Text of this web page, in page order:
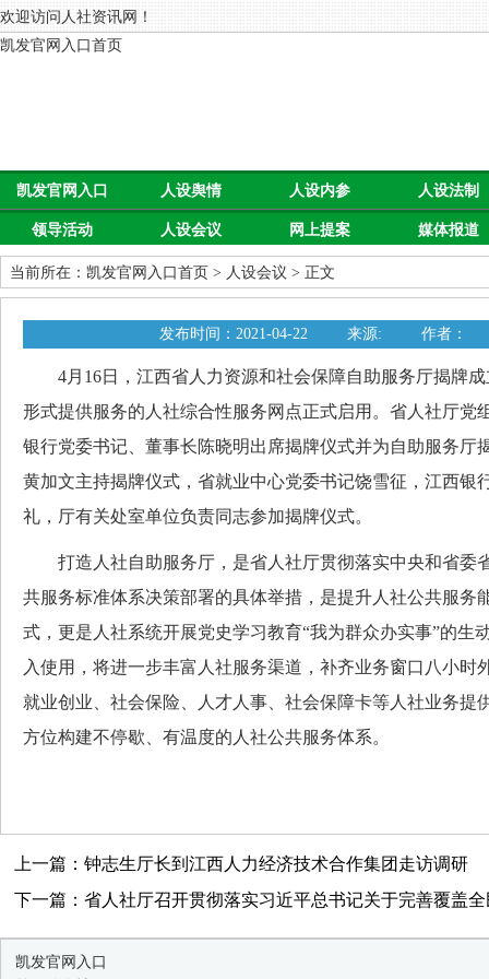
欢迎访问人社资讯网！
凯发官网入口首页
凯发官网入口
首页
人设舆情 人设内参 人设法制
领导活动 人设会议 网上提案 媒体报道
当前所在： 凯发官网入口首页 > 人设会议 > 正文
发布时间：2021-04-22 来源: 作者：
4月16日，江西省人力资源和社会保障自助服务厅揭牌成
形式提供服务的人社综合性服务网点正式启用。省人社厅党
银行党委书记、董事长陈晓明出席揭牌仪式并为自助服务厅
黄加文主持揭牌仪式，省就业中心党委书记饶雪征，江西银
礼，厅有关处室单位负责同志参加揭牌仪式。
打造人社自助服务厅，是省人社厅贯彻落实中央和省委
共服务标准体系决策部署的具体举措，是提升人社公共服务
式，更是人社系统开展党史学习教育“我为群众办实事”的生
入使用，将进一步丰富人社服务渠道，补齐业务窗口八小时
就业创业、社会保险、人才人事、社会保障卡等人社业务提
方位构建不停歇、有温度的人社公共服务体系。
上一篇：钟志生厅长到江西人力经济技术合作集团走访调研
下一篇：省人社厅召开贯彻落实习近平总书记关于完善覆盖
凯发官网入口